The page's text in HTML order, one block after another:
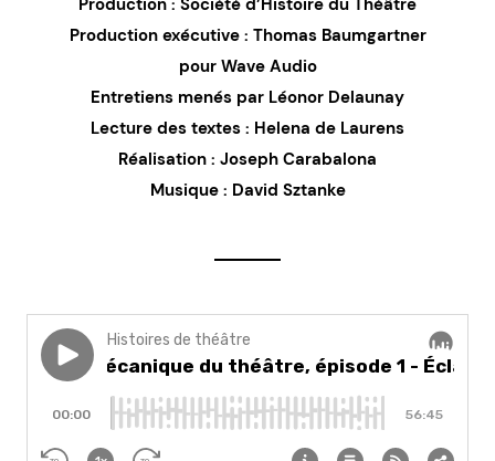
Production : Société d’Histoire du Théâtre
Production exécutive : Thomas Baumgartner
pour Wave Audio
Entretiens menés par Léonor Delaunay
Lecture des textes : Helena de Laurens
Réalisation : Joseph Carabalona
Musique : David Sztanke